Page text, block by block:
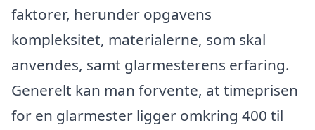
faktorer, herunder opgavens
kompleksitet, materialerne, som skal
anvendes, samt glarmesterens erfaring.
Generelt kan man forvente, at timeprisen
for en glarmester ligger omkring 400 til